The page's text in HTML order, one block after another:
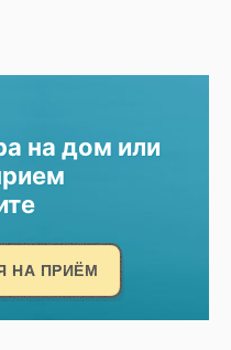
на дом или
НА ПРИЁМ